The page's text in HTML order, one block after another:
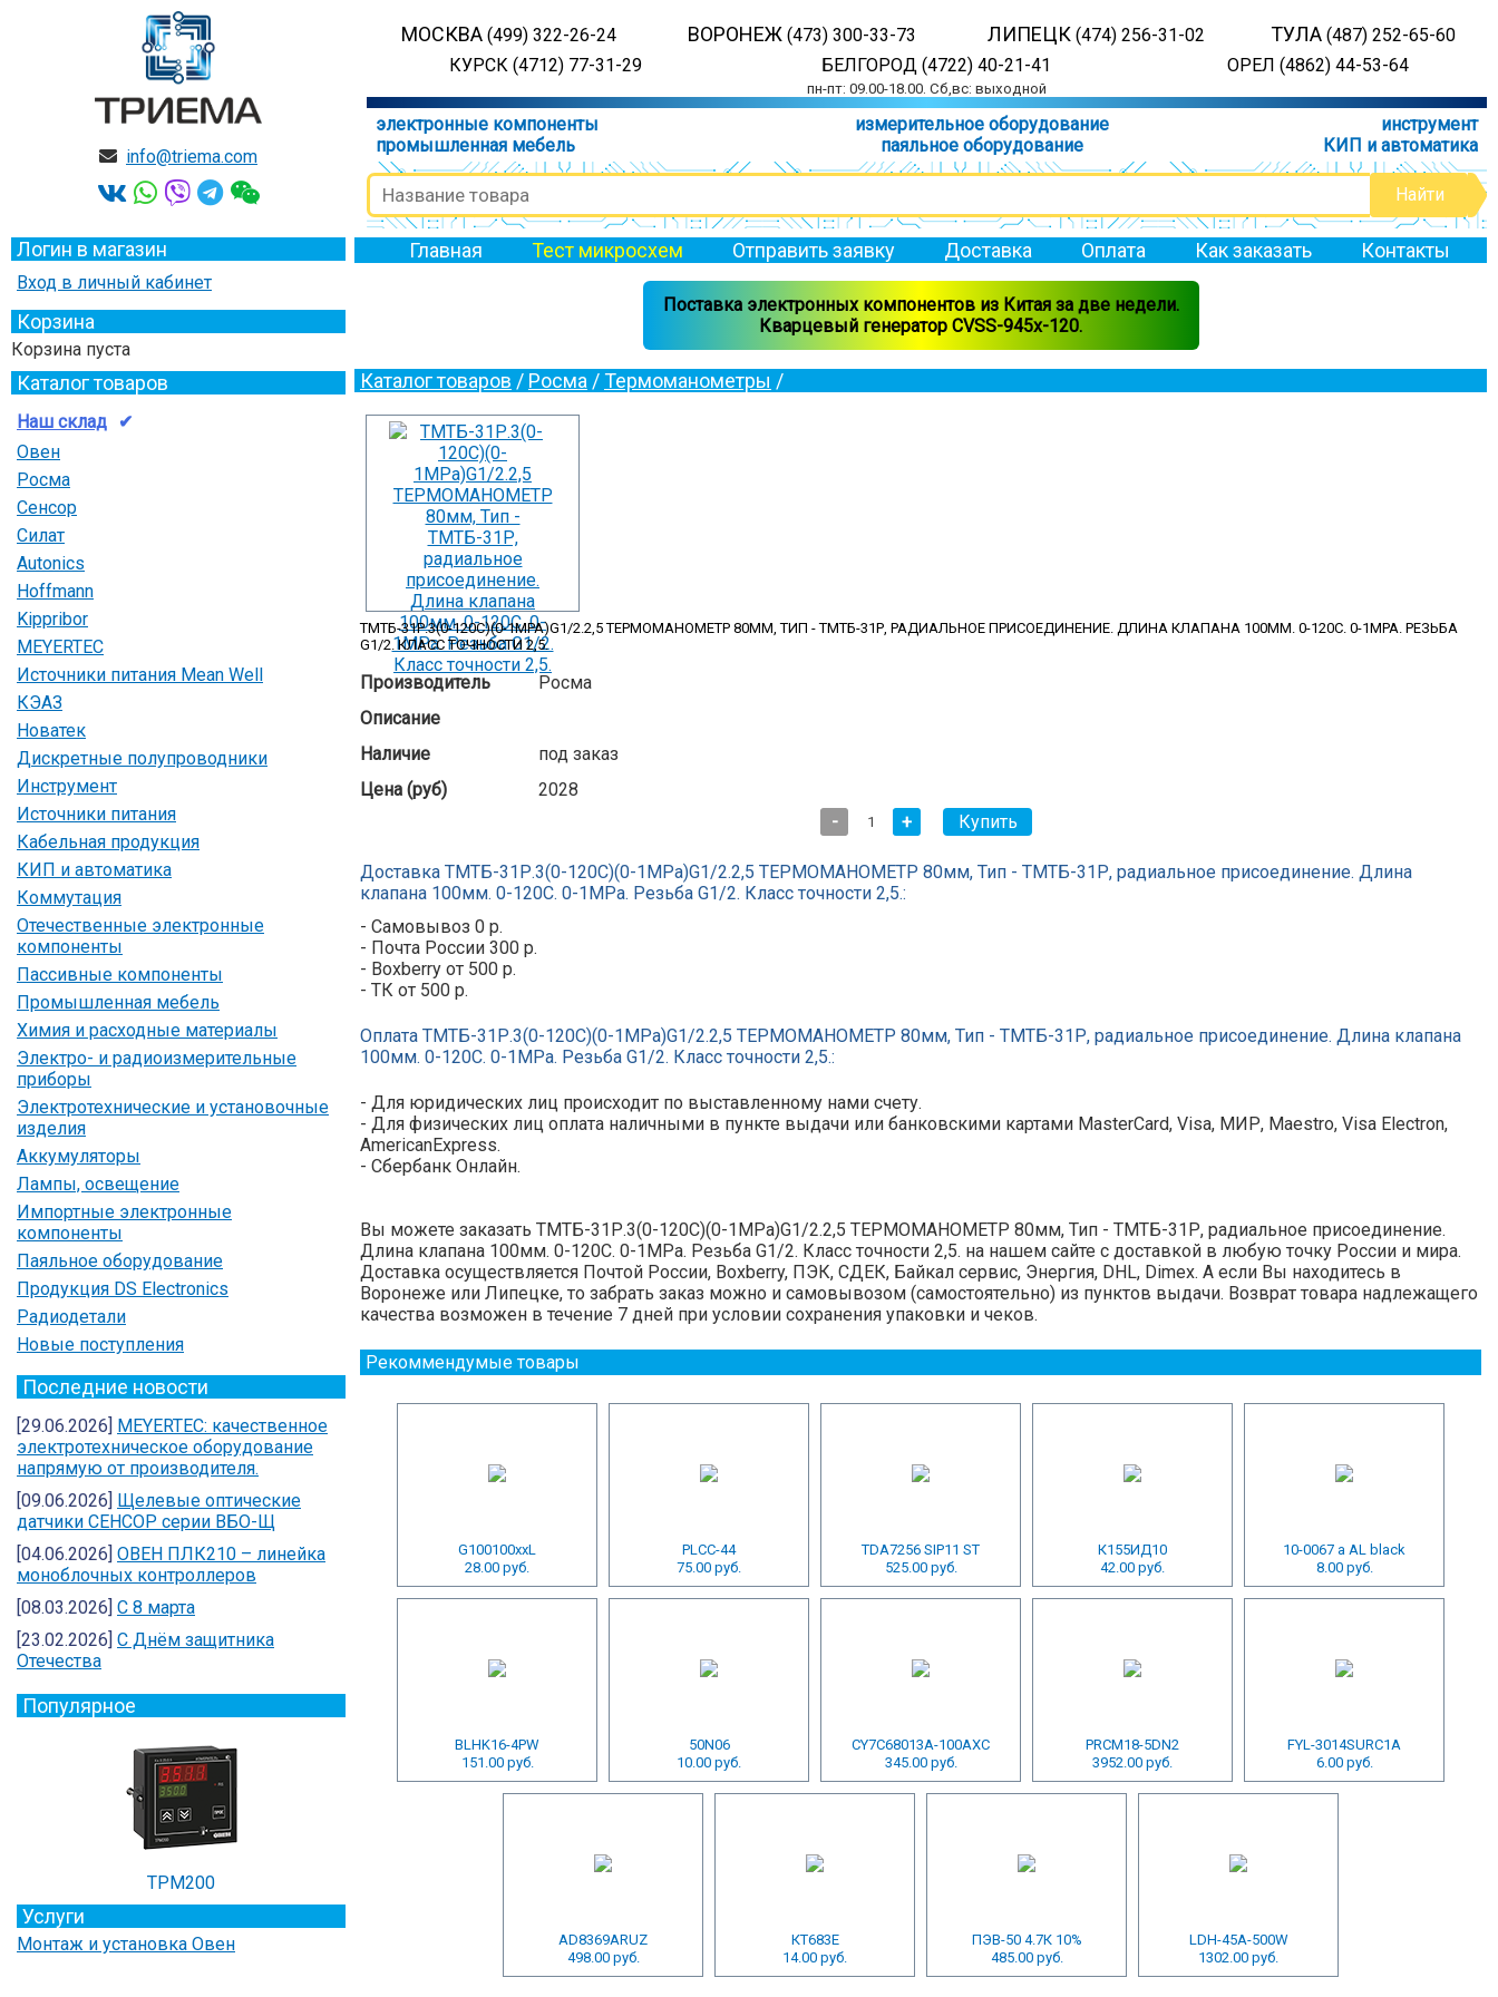
info@triema.com
МОСКВА (499) 322-26-24 ВОРОНЕЖ (473) 300-33-73 ЛИПЕЦК (474) 256-31-02 ТУЛА (487) 252-65-60
КУРСК (4712) 77-31-29
БЕЛГОРОД (4722) 40-21-41 ОРЕЛ (4862) 44-53-64
пн-пт: 09.00-18.00. Сб,вс: выходной
электронные компоненты измерительное оборудование
инструмент
промышленная мебель
паяльное оборудование КИП и автоматика
Логин в магазин
Вход в личный кабинет
Корзина
Корзина пуста
Каталог товаров
Наш склад
Овен
Росма
Сенсор
Силат
Autonics
Hoffmann
Kippribor
MEYERTEC
Источники питания Mean Well
КЭАЗ
Новатек
Дискретные полупроводники
Инструмент
Источники питания
Кабельная продукция
КИП и автоматика
Коммутация
Отечественные электронные
компоненты
Пассивные компоненты
Промышленная мебель
Химия и расходные материалы
Электро- и радиоизмерительные
приборы
Электротехнические и установочные
изделия
Аккумуляторы
Лампы, освещение
Импортные электронные
компоненты
Паяльное оборудование
Продукция DS Electronics
Радиодетали
Новые поступления
Последние новости
[29.06.2026] MEYERTEC: качественное
электротехническое оборудование
напрямую от производителя.
[09.06.2026] Щелевые оптические
датчики СЕНСОР серии ВБО-Щ
[04.06.2026] ОВЕН ПЛК210 – линейка
моноблочных контроллеров
[08.03.2026] С 8 марта
[23.02.2026] C Днём защитника
Отечества
Популярное
ТРМ200
Услуги
Монтаж и установка Овен
Главная Тест микросхем Отправить заявку Доставка Оплата Как заказать Контакты
Поставка электронных компонентов из Китая за две недели.
Кварцевый генератор CVSS-945x-120.
Каталог товаров / Росма /Термомано­мет­ры /
ТМТБ-31Р.3(0-120С)(0-1MPA)G1/2.2,5 ТЕРМОМАНОМЕТР 80ММ, ТИП - ТМТБ-31Р, РАДИАЛЬНОЕ ПРИСОЕДИНЕНИЕ. ДЛИНА КЛАПАНА 100ММ. 0-120С. 0-1MPA. РЕЗЬБА
G1/2. КЛАСС ТОЧНОСТИ 2,5.
Производитель
Росма
Описание
Наличие
под заказ
Цена (руб)
2028
-
+
Доставка ТМТБ-31Р.3(0-120С)(0-1MPa)G1/2.2,5 ТЕРМОМАНОМЕТР 80мм, Тип - ТМТБ-31Р, радиальное присоединение. Длина
клапана 100мм. 0-120С. 0-1MPa. Резьба G1/2. Класс точности 2,5.:
- Самовывоз 0 р.
- Почта России 300 р.
- Boxberry от 500 р.
- ТК от 500 р.
Оплата ТМТБ-31Р.3(0-120С)(0-1MPa)G1/2.2,5 ТЕРМОМАНОМЕТР 80мм, Тип - ТМТБ-31Р, радиальное присоединение. Длина клапана
100мм. 0-120С. 0-1MPa. Резьба G1/2. Класс точности 2,5.:
- Для юридических лиц происходит по выставленному нами счету.
- Для физических лиц оплата наличными в пункте выдачи или банковскими картами MasterCard, Visa, МИР, Maestro, Visa Electron,
AmericanExpress.
- Сбербанк Онлайн.
Вы можете заказать ТМТБ-31Р.3(0-120С)(0-1MPa)G1/2.2,5 ТЕРМОМАНОМЕТР 80мм, Тип - ТМТБ-31Р, радиальное присоединение.
Длина клапана 100мм. 0-120С. 0-1MPa. Резьба G1/2. Класс точности 2,5. на нашем сайте с доставкой в любую точку России и мира.
Доставка осуществляется Почтой России, Boxberry, ПЭК, СДЕК, Байкал сервис, Энергия, DHL, Dimex. А если Вы находитесь в
Воронеже или Липецке, то забрать заказ можно и самовывозом (самостоятельно) из пунктов выдачи. Возврат товара надлежащего
качества возможен в течение 7 дней при условии сохранения упаковки и чеков.
Рекоммендумые товары
G100100xxL
28.00 руб.
PLCC-44
75.00 руб.
TDA7256 SIP11 ST
525.00 руб.
К155ИД10
42.00 руб.
10-0067 a AL black
8.00 руб.
BLHK16-4PW
151.00 руб.
50N06
10.00 руб.
CY7C68013A-100AXC
345.00 руб.
PRCM18-5DN2
3952.00 руб.
FYL-3014SURC1A
6.00 руб.
AD8369ARUZ
498.00 руб.
КТ683Е
14.00 руб.
ПЭВ-50 4.7К 10%
485.00 руб.
LDH-45A-500W
1302.00 руб.